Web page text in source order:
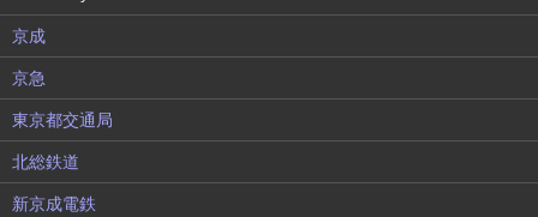
京成
京急
東京都交通局
北総鉄道
新京成電鉄